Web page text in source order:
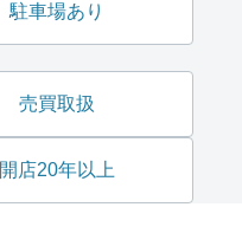
駐車場あり
売買取扱
開店20年以上